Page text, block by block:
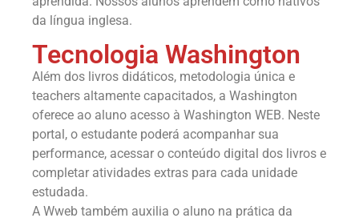
da língua inglesa.
Tecnologia Washington
Além dos livros didáticos, metodologia única e
teachers altamente capacitados, a Washington
oferece ao aluno acesso à Washington WEB. Neste
portal, o estudante poderá acompanhar sua
performance, acessar o conteúdo digital dos livros e
completar atividades extras para cada unidade
estudada.
A Wweb também auxilia o aluno na prática da